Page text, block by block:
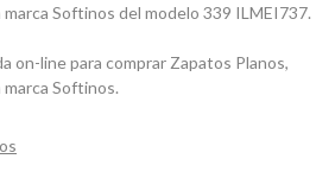
marca Softinos del modelo 339 ILMEI737.
on-line para comprar Zapatos Planos,
marca Softinos.